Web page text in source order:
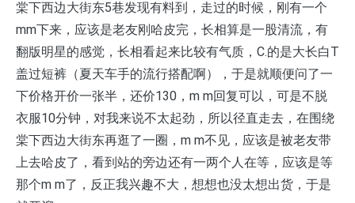
棠下西边大街东5巷发现有料到，走过的时候，刚有一个
mm下来，应该是老友刚哈皮完，长相算是一股清流，有
翻版明星的感觉，长相看起来比较有气质，C.的是大长白T
盖过短裤（夏天车手的流行搭配啊），于是就顺便问了一
下价格开价一张半，还价130，m m回复可以，可是不脱
衣服10分钟，对我来说不太起劲，所以径直走去，在围绕
棠下西边大街东再逛了一圈，m m不见，应该是被老友带
上去哈皮了，看到站的旁边还有一两个人在等，应该是等
那个m m了，反正我兴趣不大，想想也没太想出货，于是